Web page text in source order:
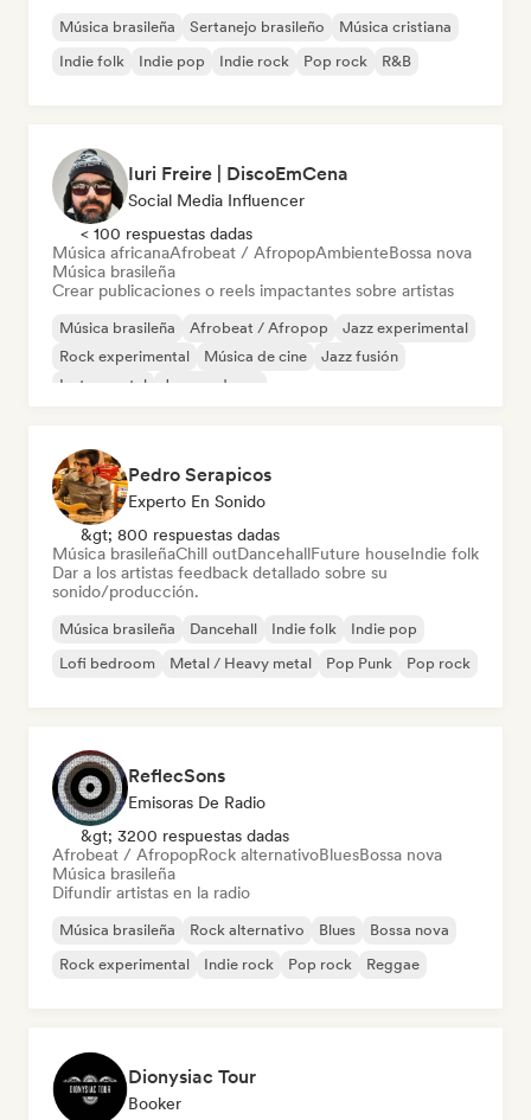
Música brasileña Sertanejo brasileño
Música cristiana
Indie folk
Indie pop Indie rock Pop rock R&B
Iuri Freire | DiscoEmCena
Social Media Influencer
< 100 respuestas dadas
Música africanaAfrobeat / AfropopAmbienteBossa nova
Música brasileña
Crear publicaciones o reels impactantes sobre artistas
Música brasileña Afrobeat / Afropop
Jazz experimental
Rock experimental
Música de cine
Jazz fusión
Instrumental
Jazz moderno
Pedro Serapicos
Experto En Sonido
&gt; 800 respuestas dadas
Música brasileñaChill outDancehallFuture houseIndie folk
Dar a los artistas feedback detallado sobre su
sonido/producción.
Música brasileña Dancehall Indie folk
Indie pop
Lofi bedroom
Metal / Heavy metal Pop Punk Pop rock
ReflecSons
Emisoras De Radio
&gt; 3200 respuestas dadas
Afrobeat / AfropopRock alternativoBluesBossa nova
Música brasileña
Difundir artistas en la radio
Música brasileña Rock alternativo Blues
Bossa nova
Rock experimental
Indie rock Pop rock Reggae
Dionysiac Tour
Booker